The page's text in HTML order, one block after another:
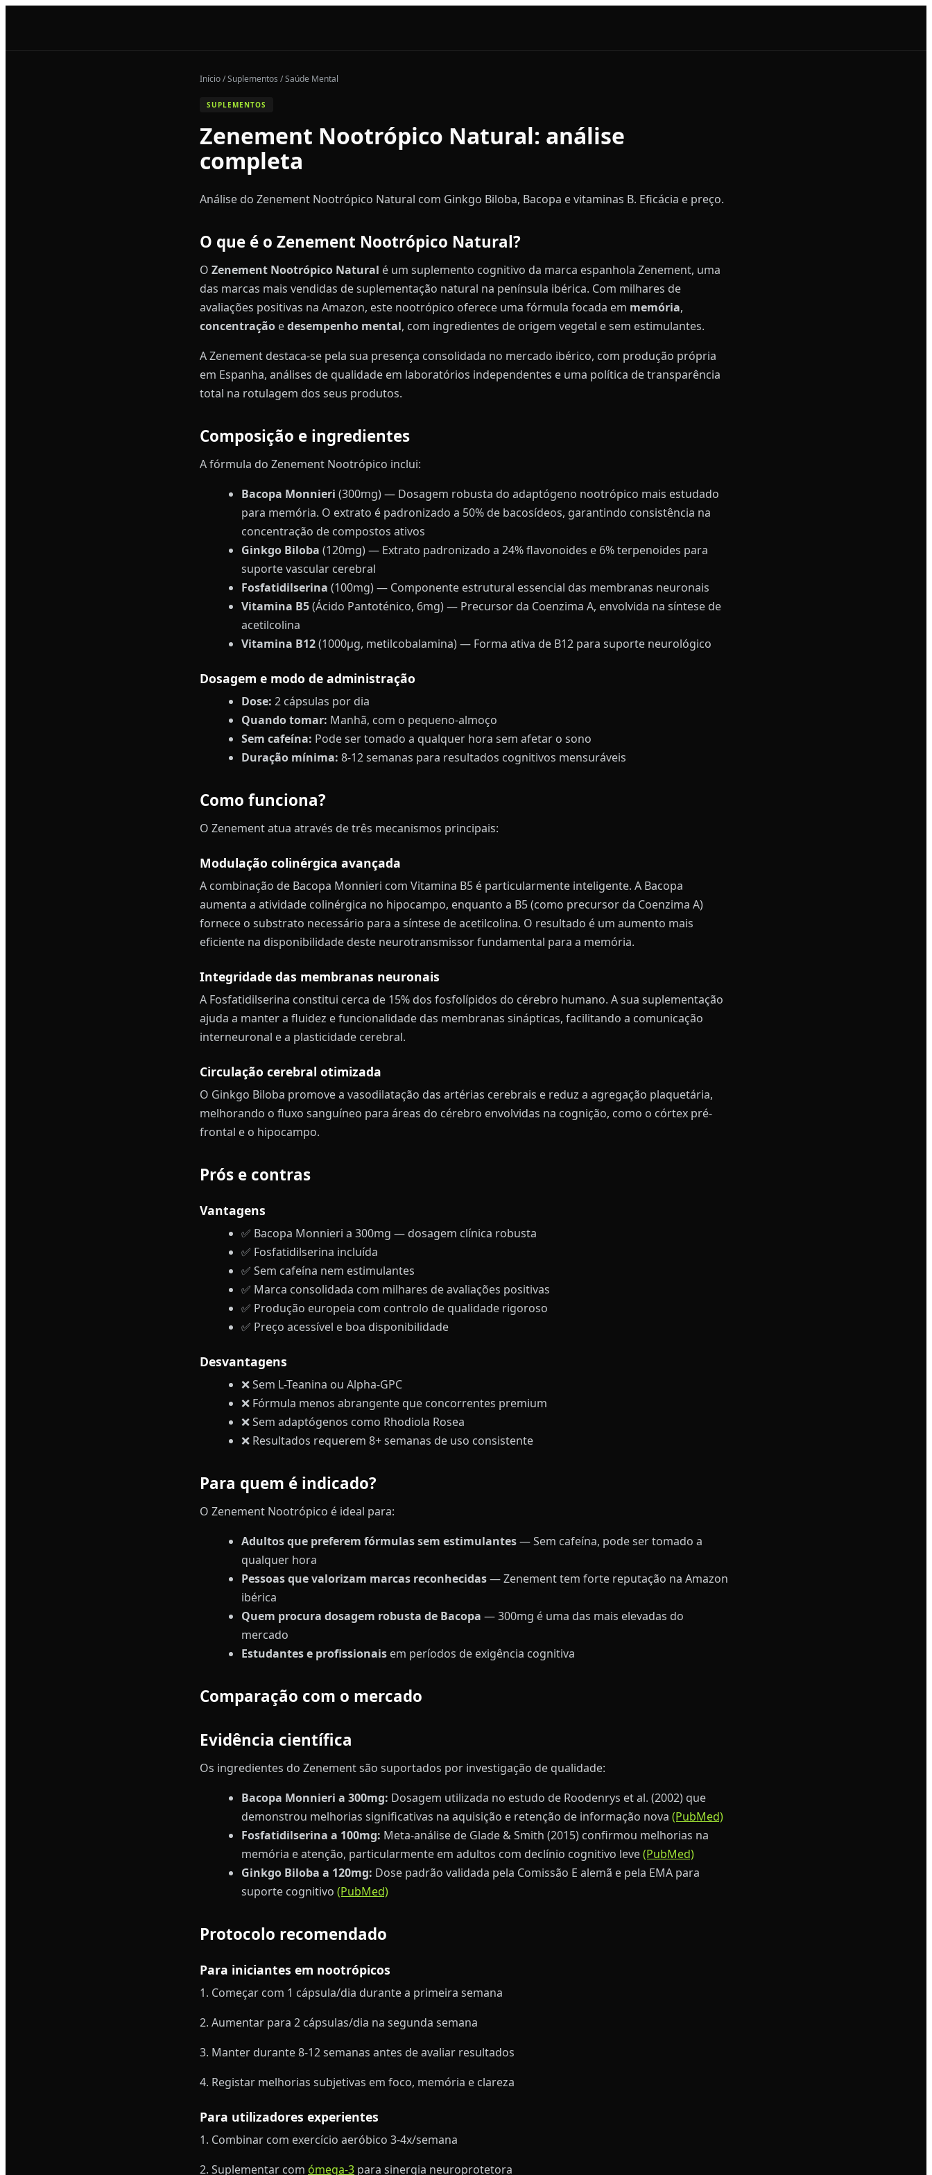
Início / Suplementos / Saúde Mental
SUPLEMENTOS
Zenement Nootrópico Natural: análise
completa
Análise do Zenement Nootrópico Natural com Ginkgo Biloba, Bacopa e vitaminas B. Eficácia e preço.
O que é o Zenement Nootrópico Natural?
O Zenement Nootrópico Natural é um suplemento cognitivo da marca espanhola Zenement, uma
das marcas mais vendidas de suplementação natural na península ibérica. Com milhares de
avaliações positivas na Amazon, este nootrópico oferece uma fórmula focada em memória,
concentração edesempenho mental, com ingredientes de origem vegetal e sem estimulantes.
A Zenement destaca-se pela sua presença consolidada no mercado ibérico, com produção própria
em Espanha, análises de qualidade em laboratórios independentes e uma política de transparência
total na rotulagem dos seus produtos.
Composição e ingredientes
A fórmula do Zenement Nootrópico inclui:
Bacopa Monnieri (300mg) — Dosagem robusta do adaptógeno nootrópico mais estudado
para memória. O extrato é padronizado a 50% de bacosídeos, garantindo consistência na
concentração de compostos ativos
Ginkgo Biloba (120mg) — Extrato padronizado a 24% flavonoides e 6% terpenoides para
suporte vascular cerebral
Fosfatidilserina (100mg) — Componente estrutural essencial das membranas neuronais
Vitamina B5(Ácido Pantoténico, 6mg) — Precursor da Coenzima A, envolvida na síntese de
acetilcolina
Vitamina B12(1000μg, metilcobalamina) — Forma ativa de B12 para suporte neurológico
Dosagem e modo de administração
Dose: 2 cápsulas por dia
Quando tomar: Manhã, com o pequeno-almoço
Sem cafeína: Pode ser tomado a qualquer hora sem afetar o sono
Duração mínima: 8-12 semanas para resultados cognitivos mensuráveis
Como funciona?
O Zenement atua através de três mecanismos principais:
Modulação colinérgica avançada
A combinação de Bacopa Monnieri com Vitamina B5 é particularmente inteligente. A Bacopa
aumenta a atividade colinérgica no hipocampo, enquanto a B5 (como precursor da Coenzima A)
fornece o substrato necessário para a síntese de acetilcolina. O resultado é um aumento mais
eficiente na disponibilidade deste neurotransmissor fundamental para a memória.
Integridade das membranas neuronais
A Fosfatidilserina constitui cerca de 15% dos fosfolípidos do cérebro humano. A sua suplementação
ajuda a manter a fluidez e funcionalidade das membranas sinápticas, facilitando a comunicação
interneuronal e a plasticidade cerebral.
Circulação cerebral otimizada
O Ginkgo Biloba promove a vasodilatação das artérias cerebrais e reduz a agregação plaquetária,
melhorando o fluxo sanguíneo para áreas do cérebro envolvidas na cognição, como o córtex pré-
frontal e o hipocampo.
Prós e contras
Vantagens
✅ Bacopa Monnieri a 300mg — dosagem clínica robusta
✅ Fosfatidilserina incluída
✅ Sem cafeína nem estimulantes
✅ Marca consolidada com milhares de avaliações positivas
✅ Produção europeia com controlo de qualidade rigoroso
✅ Preço acessível e boa disponibilidade
Desvantagens
❌ Sem L-Teanina ou Alpha-GPC
❌ Fórmula menos abrangente que concorrentes premium
❌ Sem adaptógenos como Rhodiola Rosea
❌ Resultados requerem 8+ semanas de uso consistente
Para quem é indicado?
O Zenement Nootrópico é ideal para:
Adultos que preferem fórmulas sem estimulantes— Sem cafeína, pode ser tomado a
qualquer hora
Pessoas que valorizam marcas reconhecidas— Zenement tem forte reputação na Amazon
ibérica
Quem procura dosagem robusta de Bacopa — 300mg é uma das mais elevadas do
mercado
Estudantes e profissionais em períodos de exigência cognitiva
Comparação com o mercado
Evidência científica
Os ingredientes do Zenement são suportados por investigação de qualidade:
Bacopa Monnieri a 300mg: Dosagem utilizada no estudo de Roodenrys et al. (2002) que
demonstrou melhorias significativas na aquisição e retenção de informação nova (PubMed)
Fosfatidilserina a 100mg: Meta-análise de Glade & Smith (2015) confirmou melhorias na
memória e atenção, particularmente em adultos com declínio cognitivo leve(PubMed)
Ginkgo Biloba a 120mg: Dose padrão validada pela Comissão E alemã e pela EMA para
suporte cognitivo (PubMed)
Protocolo recomendado
Para iniciantes em nootrópicos
1. Começar com 1 cápsula/dia durante a primeira semana
2. Aumentar para 2 cápsulas/dia na segunda semana
3. Manter durante 8-12 semanas antes de avaliar resultados
4. Registar melhorias subjetivas em foco, memória e clareza
Para utilizadores experientes
1. Combinar com exercício aeróbico 3-4x/semana
2. Suplementar com ómega-3 para sinergia neuroprotetora